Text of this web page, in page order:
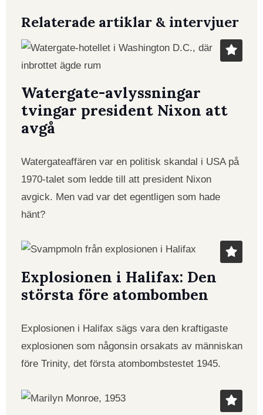
Relaterade artiklar & intervjuer
Watergate-avlyssningar
tvingar president Nixon att
avgå
Watergateaffären var en politisk skandal i USA på
1970-talet som ledde till att president Nixon
avgick. Men vad var det egentligen som hade
hänt?
Explosionen i Halifax: Den
största före atombomben
Explosionen i Halifax sägs vara den kraftigaste
explosionen som någonsin orsakats av människan
före Trinity, det första atombombstestet 1945.